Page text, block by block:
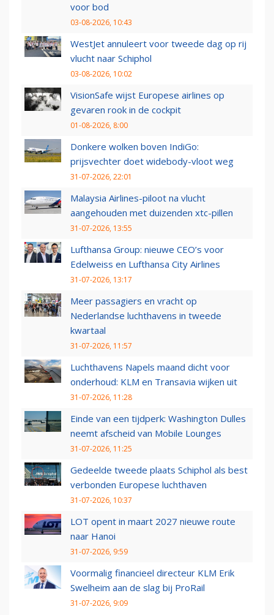
voor bod
03-08-2026, 10:43
WestJet annuleert voor tweede dag op rij
vlucht naar Schiphol
03-08-2026, 10:02
VisionSafe wijst Europese airlines op
gevaren rook in de cockpit
01-08-2026, 8:00
Donkere wolken boven IndiGo:
prijsvechter doet widebody-vloot weg
31-07-2026, 22:01
Malaysia Airlines-piloot na vlucht
aangehouden met duizenden xtc-pillen
31-07-2026, 13:55
Lufthansa Group: nieuwe CEO’s voor
Edelweiss en Lufthansa City Airlines
31-07-2026, 13:17
Meer passagiers en vracht op
Nederlandse luchthavens in tweede
kwartaal
31-07-2026, 11:57
Luchthavens Napels maand dicht voor
onderhoud: KLM en Transavia wijken uit
31-07-2026, 11:28
Einde van een tijdperk: Washington Dulles
neemt afscheid van Mobile Lounges
31-07-2026, 11:25
Gedeelde tweede plaats Schiphol als best
verbonden Europese luchthaven
31-07-2026, 10:37
LOT opent in maart 2027 nieuwe route
naar Hanoi
31-07-2026, 9:59
Voormalig financieel directeur KLM Erik
Swelheim aan de slag bij ProRail
31-07-2026, 9:09